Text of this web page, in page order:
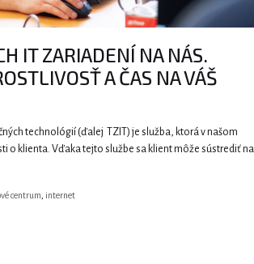
IT ZARIADENÍ NA NÁS.
A ČAS NA VÁŠ
technológií (ďalej TZIT) je služba, ktorá v našom
klienta. Vďaka tejto službe sa klient môže sústrediť na
centrum internet